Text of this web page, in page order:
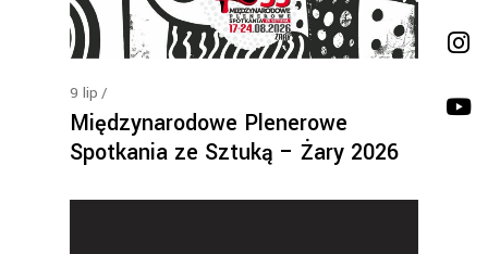
9 lip
Międzynarodowe Plenerowe
Spotkania ze Sztuką – Żary 2026